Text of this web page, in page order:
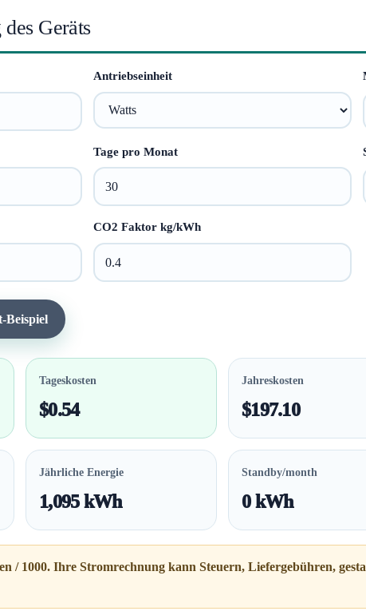
Geräts
Antriebseinheit
Tage pro Monat
CO2 Faktor kg/kWh
Beispiel
Tageskosten
$0.54
Jahreskosten
$197.10
Jährliche Energie
1,095 kWh
Standby/month
0 kWh
/ 1000. Ihre Stromrechnung kann Steuern, Liefergebühren,